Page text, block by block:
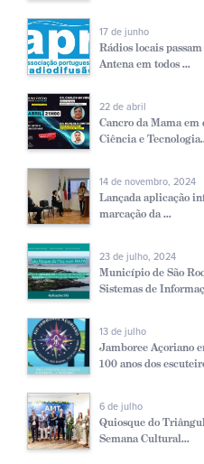
17 de junho
Rádios locais
Antena em todos ...
22 de abril
Cancro da Mama
Ciência e
14 de novembro, 2024
Lançada aplicação
marcação da ...
23 de julho, 2024
Município de São
Sistemas de
13 de julho
Jamboree Açoriano
100 anos dos
6 de julho
Quiosque do
Semana Cultural...